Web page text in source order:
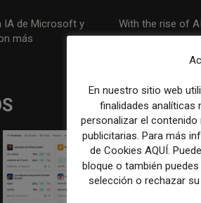
IA de Microsoft y
más
With the rise of
En nuestro sitio web
finalidades analíticas
personalizar el
publicitarias. Para más
de Cookies AQUÍ.
bloque o también
selección o rechazar